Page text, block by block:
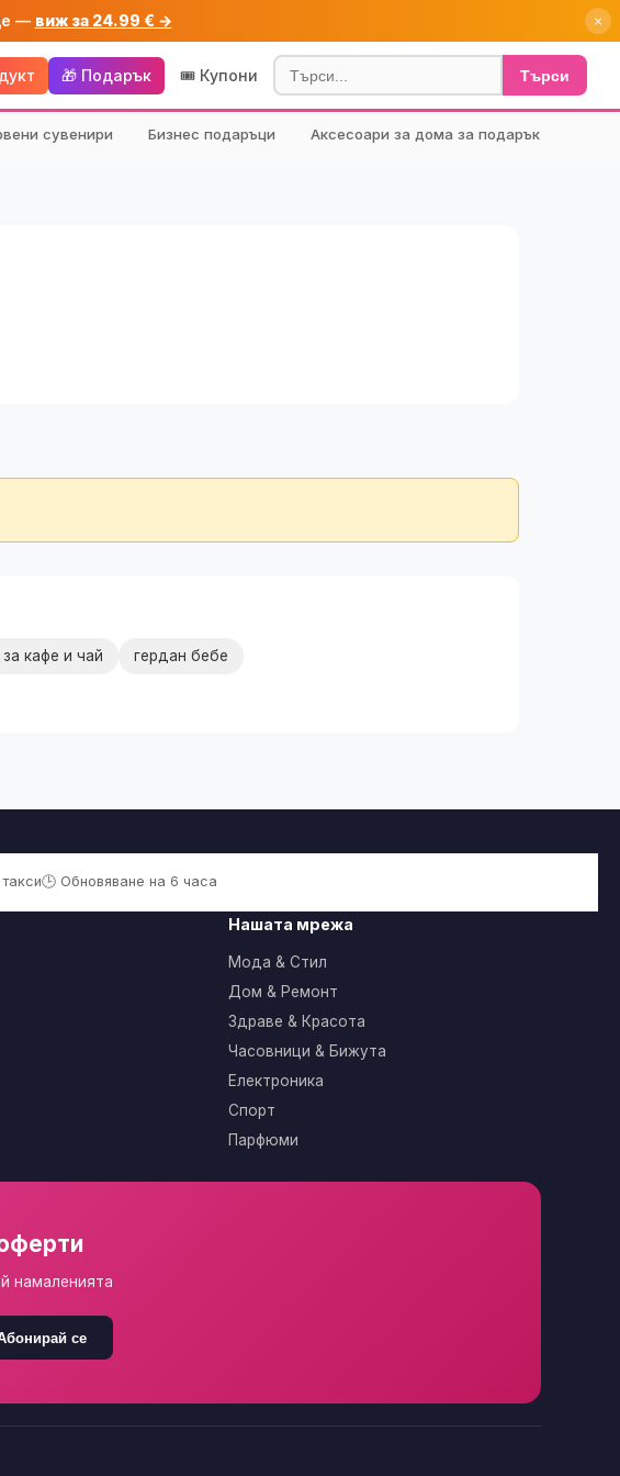
— виж за 24.99 € → ×
🎁 Подарък 🎟️ Купони Търси
сувенири Бизнес подаръци Аксесоари за дома за подарък
кафе и чай гердан бебе
🕒 Обновяване на 6 часа
Нашата мрежа
Мода & Стил
Дом & Ремонт
Здраве & Красота
Часовници & Бижута
Електроника
Спорт
Парфюми
намаленията
се